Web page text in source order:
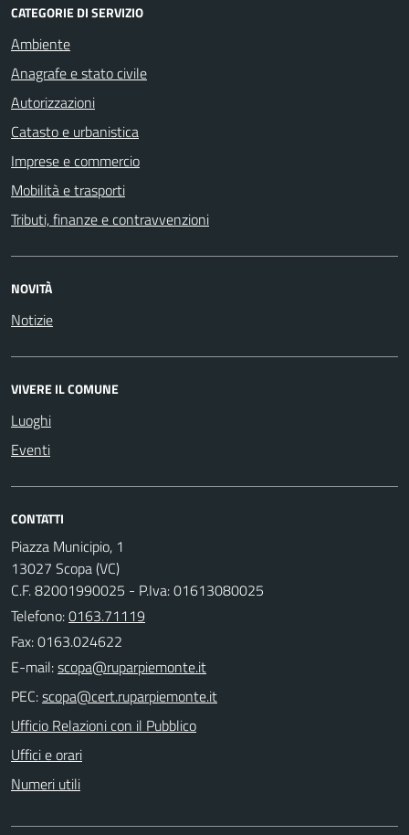
CATEGORIE DI SERVIZIO
Ambiente
Anagrafe e stato civile
Autorizzazioni
Catasto e urbanistica
Imprese e commercio
Mobilità e trasporti
Tributi, finanze e contravvenzioni
NOVITÀ
Notizie
VIVERE IL COMUNE
Luoghi
Eventi
CONTATTI
Piazza Municipio, 1
13027 Scopa (VC)
C.F. 82001990025 - P.Iva: 01613080025
Telefono:0163.71119
Fax: 0163.024622
E-mail:
PEC:
Ufficio Relazioni con il Pubblico
Uffici e orari
Numeri utili